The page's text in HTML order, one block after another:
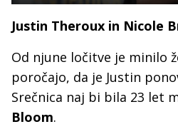
Justin Theroux in Nicole
Od njune ločitve je minilo
poročajo, da je Justin
Srečnica naj bi bila 23 let
Bloom.